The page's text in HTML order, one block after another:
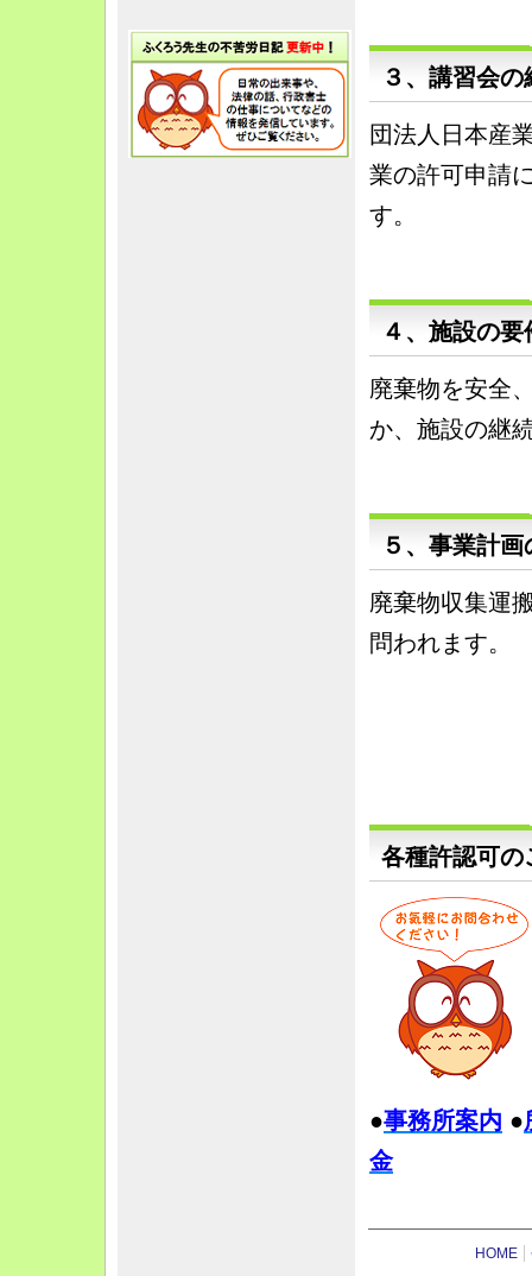
３、講習会の
団法人日本産
業の許可申請
す。
４、施設の要
廃棄物を安全
か、施設の継
５、事業計画
廃棄物収集運
問われます。
各種許認可の
●事務所案内 ●
金
HOME